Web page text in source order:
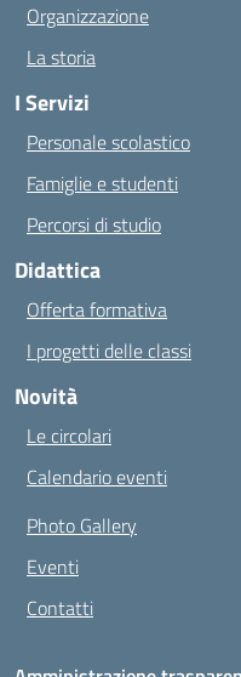
Organizzazione
La storia
I Servizi
Personale scolastico
Famiglie e studenti
Percorsi di studio
Didattica
Offerta formativa
I progetti delle classi
Novità
Le circolari
Calendario eventi
Photo Gallery
Eventi
Contatti